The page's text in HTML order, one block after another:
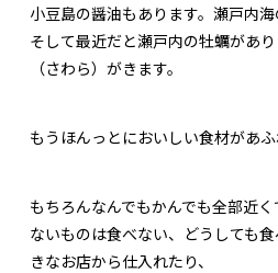
小豆島の醤油もあります。瀬戸内海
そして最近だと瀬戸内の牡蠣があ
（さわら）がきます。
もうほんっとにおいしい食材があふ
もちろんなんでもかんでも全部近く
ないものは食べない、どうしても
きなお店から仕入れたり、